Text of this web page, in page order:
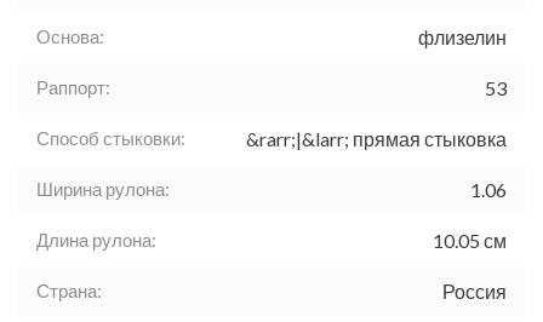
Основа: флизелин
Раппорт: 53
Способ стыковки: &rarr;|&larr; прямая стыковка
Ширина рулона: 1.06
Длина рулона: 10.05 см
Страна: Россия